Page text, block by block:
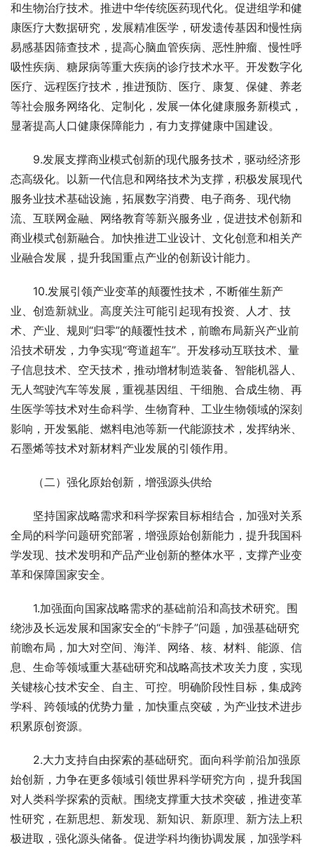
和生物治疗技术。推进中华传统医药现代化。促进组学和健
康医疗大数据研究，发展精准医学，研发遗传基因和慢性病
易感基因筛查技术，提高心脑血管疾病、恶性肿瘤、慢性呼
吸性疾病、糖尿病等重大疾病的诊疗技术水平。开发数字化
医疗、远程医疗技术，推进预防、医疗、康复、保健、养老
等社会服务网络化、定制化，发展一体化健康服务新模式，
显著提高人口健康保障能力，有力支撑健康中国建设。
9.发展支撑商业模式创新的现代服务技术，驱动经济形
态高级化。以新一代信息和网络技术为支撑，积极发展现代
服务业技术基础设施，拓展数字消费、电子商务、现代物
流、互联网金融、网络教育等新兴服务业，促进技术创新和
商业模式创新融合。加快推进工业设计、文化创意和相关产
业融合发展，提升我国重点产业的创新设计能力。
10.发展引领产业变革的颠覆性技术，不断催生新产
业、创造新就业。高度关注可能引起现有投资、人才、技
术、产业、规则“归零”的颠覆性技术，前瞻布局新兴产业前
沿技术研发，力争实现“弯道超车”。开发移动互联技术、量
子信息技术、空天技术，推动增材制造装备、智能机器人、
无人驾驶汽车等发展，重视基因组、干细胞、合成生物、再
生医学等技术对生命科学、生物育种、工业生物领域的深刻
影响，开发氢能、燃料电池等新一代能源技术，发挥纳米、
石墨烯等技术对新材料产业发展的引领作用。
（二）强化原始创新，增强源头供给
坚持国家战略需求和科学探索目标相结合，加强对关系
全局的科学问题研究部署，增强原始创新能力，提升我国科
学发现、技术发明和产品产业创新的整体水平，支撑产业变
革和保障国家安全。
1.加强面向国家战略需求的基础前沿和高技术研究。围
绕涉及长远发展和国家安全的“卡脖子”问题，加强基础研究
前瞻布局，加大对空间、海洋、网络、核、材料、能源、信
息、生命等领域重大基础研究和战略高技术攻关力度，实现
关键核心技术安全、自主、可控。明确阶段性目标，集成跨
学科、跨领域的优势力量，加快重点突破，为产业技术进步
积累原创资源。
2.大力支持自由探索的基础研究。面向科学前沿加强原
始创新，力争在更多领域引领世界科学研究方向，提升我国
对人类科学探索的贡献。围绕支撑重大技术突破，推进变革
性研究，在新思想、新发现、新知识、新原理、新方法上积
极进取，强化源头储备。促进学科均衡协调发展，加强学科